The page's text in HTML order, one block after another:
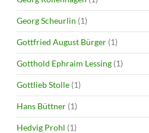
Georg Scheurlin (1)
Gottfried August Bürger (1)
Gotthold Ephraim Lessing (1)
Gottlieb Stolle (1)
Hans Büttner (1)
Hedvig Prohl (1)